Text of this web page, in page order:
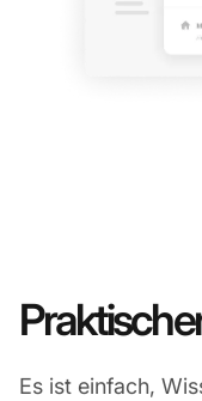
Es ist einfach,